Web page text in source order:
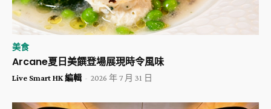
美食
Arcane夏日美饌登場展現時令風味
Live Smart HK 編輯 - 2026 年 7 月 31 日